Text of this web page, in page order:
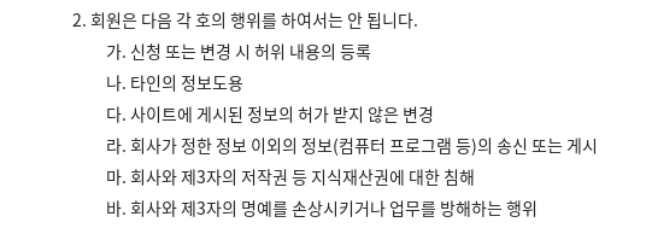
2. 회원은 다음 각 호의 행위를 하여서는 안 됩니다.
가. 신청 또는 변경 시 허위 내용의 등록
나. 타인의 정보도용
다. 사이트에 게시된 정보의 허가 받지 않은 변경
라. 회사가 정한 정보 이외의 정보(컴퓨터 프로그램 등)의 송신 또는 게시
마. 회사와 제3자의 저작권 등 지식재산권에 대한 침해
바. 회사와 제3자의 명예를 손상시키거나 업무를 방해하는 행위